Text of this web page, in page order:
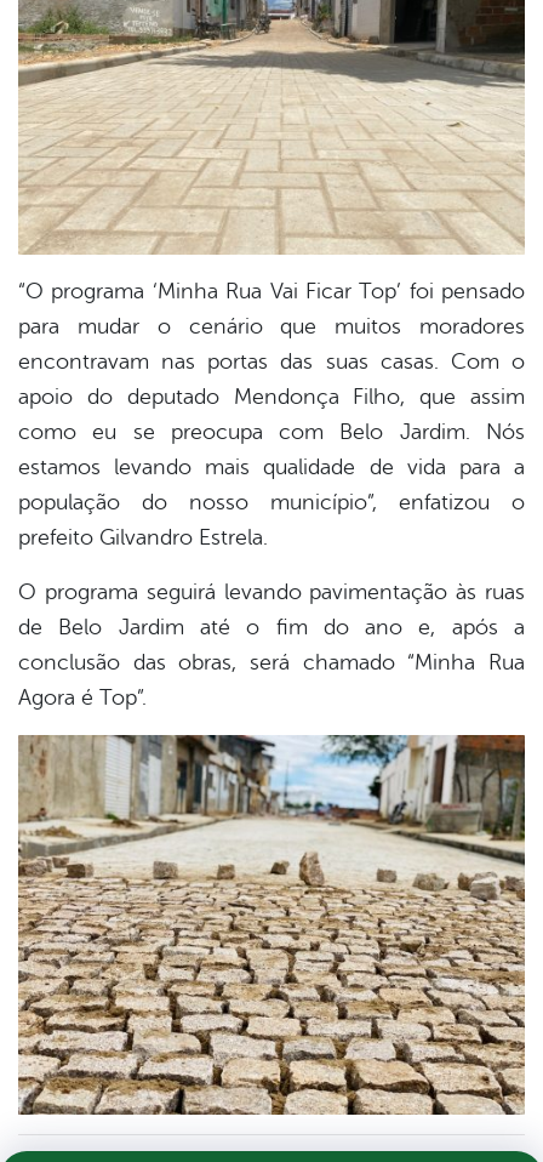
“O programa ‘Minha Rua Vai Ficar Top’ foi pensado
para mudar o cenário que muitos moradores
encontravam nas portas das suas casas. Com o
apoio do deputado Mendonça Filho, que assim
como eu se preocupa com Belo Jardim. Nós
estamos levando mais qualidade de vida para a
população do nosso município”, enfatizou o
prefeito Gilvandro Estrela.
O programa seguirá levando pavimentação às ruas
de Belo Jardim até o fim do ano e, após a
conclusão das obras, será chamado “Minha Rua
Agora é Top”.